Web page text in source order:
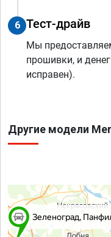
6 Тест-драйв
Мы
прошивки, и
исправен).
Другие модели